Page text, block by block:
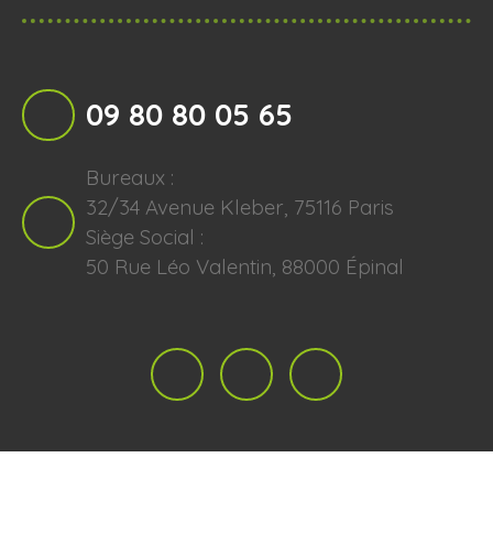
09 80 80 05 65
Bureaux :
32/34 Avenue Kleber, 75116 Paris
Siège Social :
50 Rue Léo Valentin, 88000 Épinal